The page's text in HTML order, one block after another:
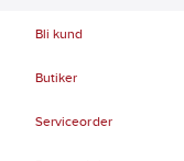
Bli kund
Butiker
Serviceorder